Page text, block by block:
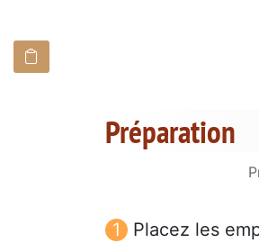
Préparation
Placez les